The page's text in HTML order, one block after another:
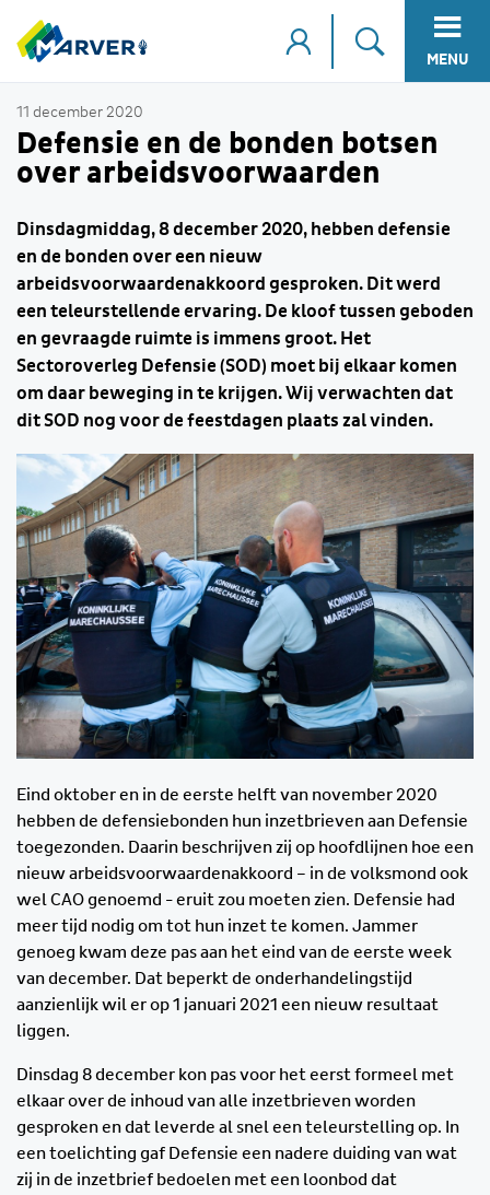
MENU
11 december 2020
Defensie en de bonden botsen
over arbeidsvoorwaarden
Dinsdagmiddag, 8 december 2020, hebben defensie
en de bonden over een nieuw
arbeidsvoorwaardenakkoord gesproken. Dit werd
een teleurstellende ervaring. De kloof tussen geboden
en gevraagde ruimte is immens groot. Het
Sectoroverleg Defensie (SOD) moet bij elkaar komen
om daar beweging in te krijgen. Wij verwachten dat
dit SOD nog voor de feestdagen plaats zal vinden.
Eind oktober en in de eerste helft van november 2020
hebben de defensiebonden hun inzetbrieven aan Defensie
toegezonden. Daarin beschrijven zij op hoofdlijnen hoe een
nieuw arbeidsvoorwaardenakkoord – in de volksmond ook
wel CAO genoemd - eruit zou moeten zien. Defensie had
meer tijd nodig om tot hun inzet te komen. Jammer
genoeg kwam deze pas aan het eind van de eerste week
van december. Dat beperkt de onderhandelingstijd
aanzienlijk wil er op 1 januari 2021 een nieuw resultaat
liggen.
Dinsdag 8 december kon pas voor het eerst formeel met
elkaar over de inhoud van alle inzetbrieven worden
gesproken en dat leverde al snel een teleurstelling op. In
een toelichting gaf Defensie een nadere duiding van wat
zij in de inzetbrief bedoelen met een loonbod dat